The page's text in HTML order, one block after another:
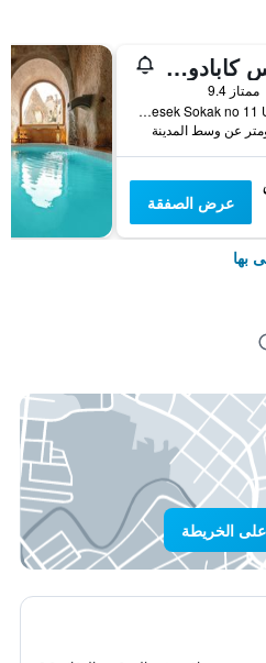
روكس كابادوشيا
ممتاز 9.4
Kesek Sokak no 11 Uchisar, أوكسار, تركيا
عرض الصفقة
بها
الخريطة